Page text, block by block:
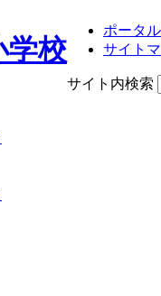
ポータ
サイト
サイト内検索